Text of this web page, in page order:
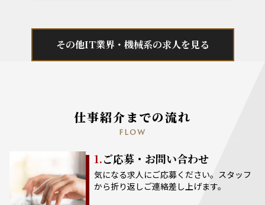
その他IT業界・機械系の求人を見る
仕事紹介までの流れ
FLOW
1.ご応募・お問い合わせ
気になる求人にご応募ください。スタッフ
から折り返しご連絡差し上げます。